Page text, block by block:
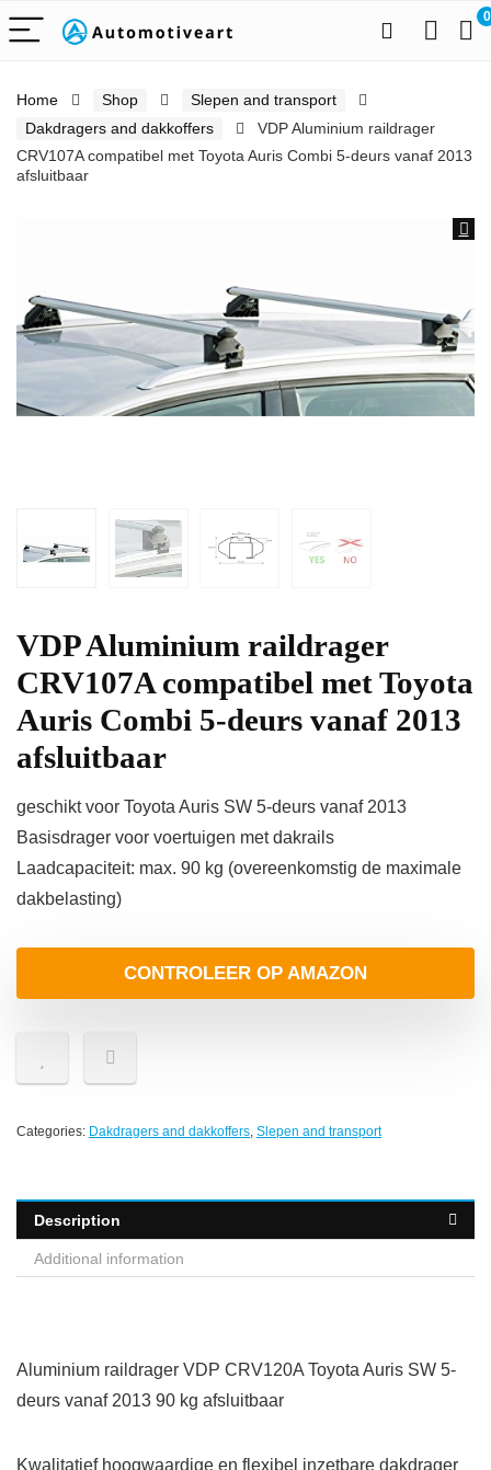
0
Home Shop
Slepen and transport
Dakdragers and dakkoffers
VDP Aluminium raildrager
CRV107A compatibel met Toyota Auris Combi 5-deurs vanaf 2013
afsluitbaar
VDP Aluminium raildrager
CRV107A compatibel met Toyota
Auris Combi 5-deurs vanaf 2013
afsluitbaar
geschikt voor Toyota Auris SW 5-deurs vanaf 2013
Basisdrager voor voertuigen met dakrails
Laadcapaciteit: max. 90 kg (overeenkomstig de maximale
dakbelasting)
CONTROLEER OP AMAZON
Categories: Dakdragers and dakkoffers, Slepen and transport
Description
Additional information
Aluminium raildrager VDP CRV120A Toyota Auris SW 5-
deurs vanaf 2013 90 kg afsluitbaar
Kwalitatief hoogwaardige en flexibel inzetbare dakdrager